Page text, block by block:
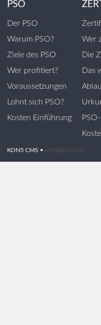
PSO
Der PSO
Warum PSO?
Ziele des PSO
Wer profitiert?
Voraussetzungen
Lohnt sich PSO?
Kosten Einführung
Wer
Die
Das
KON5 CMS • info@kon5.net